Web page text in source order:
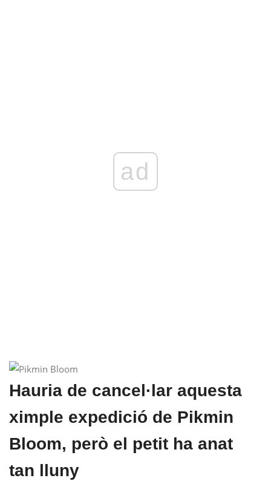
ad
Hauria de cancel·lar aquesta
ximple expedició de Pikmin
Bloom, però el petit ha anat
tan lluny